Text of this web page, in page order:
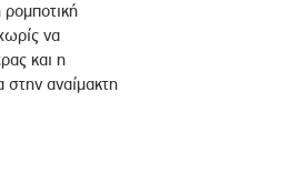
να
και η
στην αναίμακτη